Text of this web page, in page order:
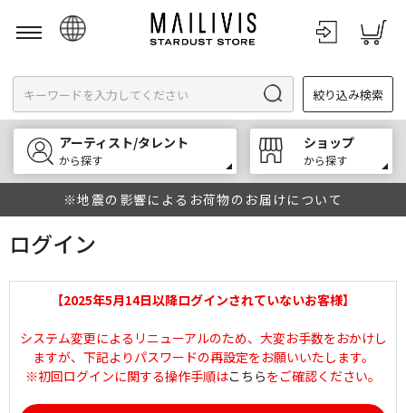
English
한국어
中文
絞り込み検索
アーティスト/タレント
から探す
ショップ
から探す
※地震の影響によるお荷物のお届けについて
ログイン
【2025年5月14日以降ログインされていないお客様】
システム変更によるリニューアルのため、大変お手数をおかけし
ますが、下記よりパスワードの再設定をお願いいたします。
※初回ログインに関する操作手順はこちらをご確認ください。